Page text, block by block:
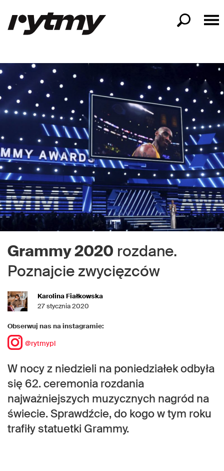
Grammy 2020 rozdane.
Poznajcie zwycięzców
Karolina Fiałkowska
27 stycznia 2020
Obserwuj nas na instagramie:
@rytmypl
W nocy z niedzieli na poniedziałek odbyła
się 62. ceremonia rozdania
najważniejszych muzycznych nagród na
świecie. Sprawdźcie, do kogo w tym roku
trafiły statuetki Grammy.